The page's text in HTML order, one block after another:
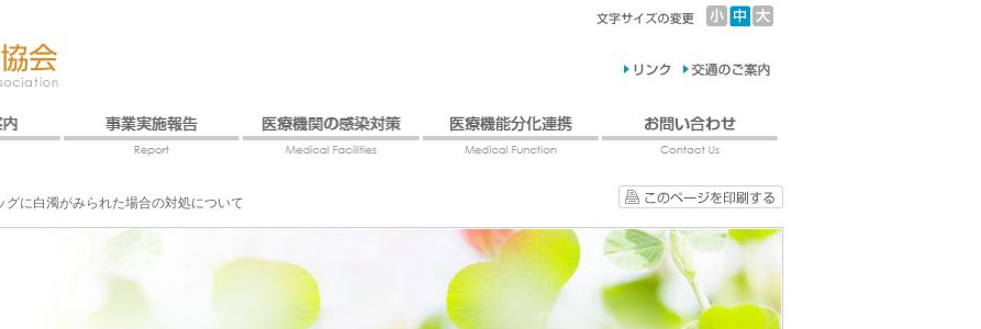
グに白濁がみられた場合の対処について